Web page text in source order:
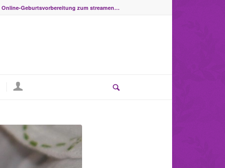
Online-Geburtsvorbereitung zum streamen…